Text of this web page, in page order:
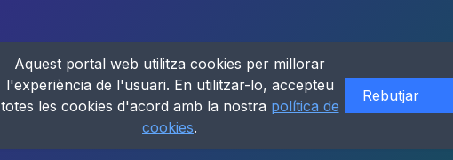
Aquest portal web utilitza cookies per millorar
l'experiència de l'usuari. En utilitzar-lo, accepteu
totes les cookies d'acord amb la nostra política de
cookies.
Rebutjar